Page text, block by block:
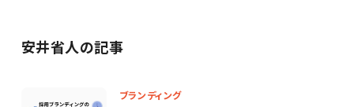
安井省人の記事
ブランディング